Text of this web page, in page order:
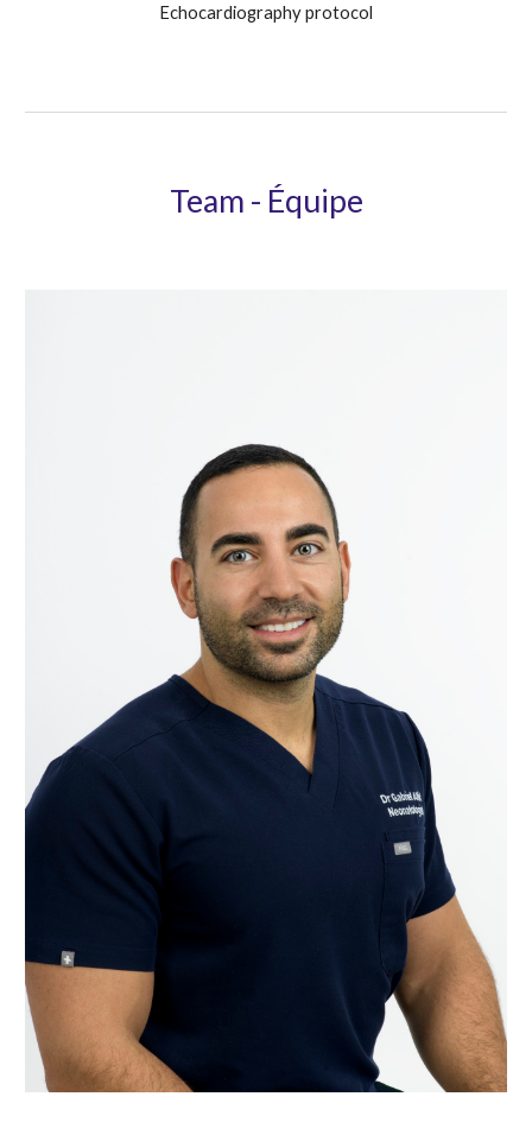
Echocardiography protocol
Team - Équipe